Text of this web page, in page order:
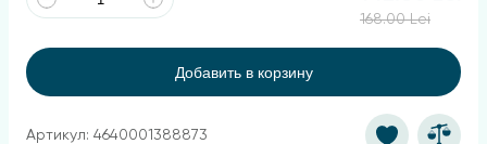
168.00 Lei
Добавить в корзину
Артикул: 4640001388873